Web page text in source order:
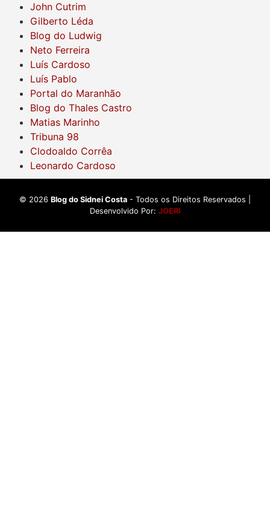
John Cutrim
Gilberto Léda
Blog do Ludwig
Neto Ferreira
Luís Cardoso
Luís Pablo
Portal do Maranhão
Blog do Thales Castro
Matias Marinho
Tribuna 98
Clodoaldo Corrêa
Leonardo Cardoso
© 2026 Blog do Sidnei Costa - Todos os Direitos Reservados |
Desenvolvido Por: JOERI